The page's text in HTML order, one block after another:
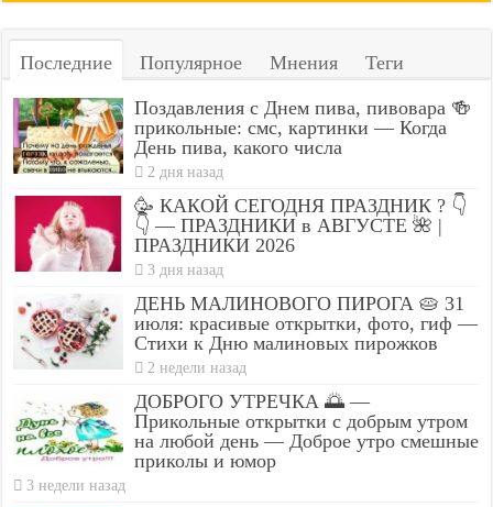
Последние Популярное Мнения Теги
Поздавления с Днем пива, пивовара 🍻
прикольные: смс, картинки — Когда
День пива, какого числа
2 дня назад
🥳 КАКОЙ СЕГОДНЯ ПРАЗДНИК ? 👇
👇 — ПРАЗДНИКИ в АВГУСТЕ 🌺 |
ПРАЗДНИКИ 2026
3 дня назад
ДЕНЬ МАЛИНОВОГО ПИРОГА 🥧 31
июля: красивые открытки, фото, гиф —
Стихи к Дню малиновых пирожков
2 недели назад
ДОБРОГО УТРЕЧКА 🌅 —
Прикольные открытки с добрым утром
на любой день — Доброе утро смешные
приколы и юмор
3 недели назад